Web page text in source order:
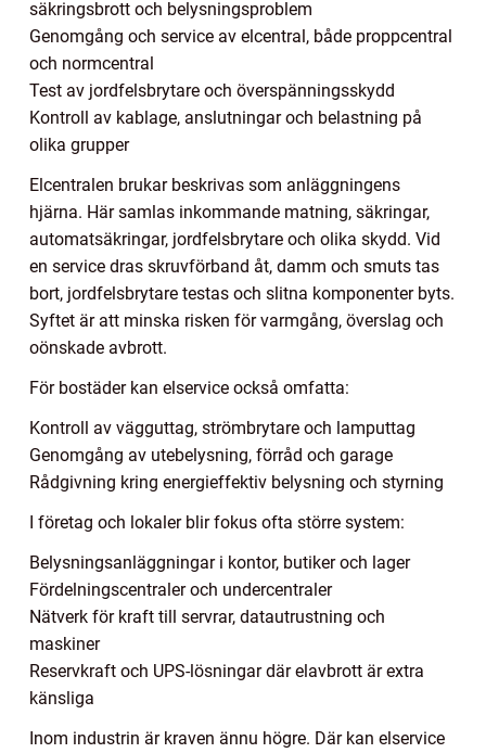
säkringsbrott och belysningsproblem
Genomgång och service av elcentral, både proppcentral
och normcentral
Test av jordfelsbrytare och överspänningsskydd
Kontroll av kablage, anslutningar och belastning på
olika grupper
Elcentralen brukar beskrivas som anläggningens
hjärna. Här samlas inkommande matning, säkringar,
automatsäkringar, jordfelsbrytare och olika skydd. Vid
en service dras skruvförband åt, damm och smuts tas
bort, jordfelsbrytare testas och slitna komponenter byts.
Syftet är att minska risken för varmgång, överslag och
oönskade avbrott.
För bostäder kan elservice också omfatta:
Kontroll av vägguttag, strömbrytare och lamputtag
Genomgång av utebelysning, förråd och garage
Rådgivning kring energieffektiv belysning och styrning
I företag och lokaler blir fokus ofta större system:
Belysningsanläggningar i kontor, butiker och lager
Fördelningscentraler och undercentraler
Nätverk för kraft till servrar, datautrustning och
maskiner
Reservkraft och UPS-lösningar där elavbrott är extra
känsliga
Inom industrin är kraven ännu högre. Där kan elservice